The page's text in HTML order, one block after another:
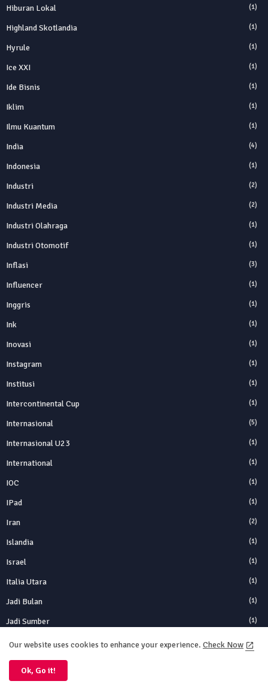
Hiburan Lokal (1)
Highland Skotlandia (1)
Hyrule (1)
Ice XXI (1)
Ide Bisnis (1)
Iklim (1)
Ilmu Kuantum (1)
India (4)
Indonesia (1)
Industri (2)
Industri Media (2)
Industri Olahraga (1)
Industri Otomotif (1)
Inflasi (3)
Influencer (1)
Inggris (1)
Ink (1)
Inovasi (1)
Instagram (1)
Institusi (1)
Intercontinental Cup (1)
Internasional (5)
Internasional U23 (1)
International (1)
IOC (1)
IPad (1)
Iran (2)
Islandia (1)
Israel (1)
Italia Utara (1)
Jadi Bulan (1)
Jadi Sumber (1)
Jadwal
Januari
Jason Bateman
Our website uses cookies to enhance your experience. Check Now
Ok, Go it!